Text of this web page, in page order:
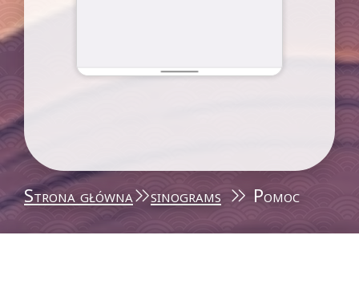
Strona główna sinograms Pomoc